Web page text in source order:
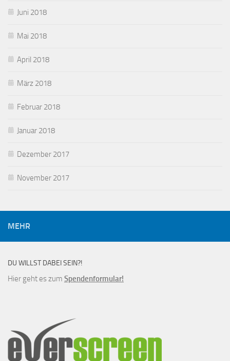
Juni 2018
Mai 2018
April 2018
März 2018
Februar 2018
Januar 2018
Dezember 2017
November 2017
MEHR
DU WILLST DABEI SEIN?!
Hier geht es zum Spendenformular!